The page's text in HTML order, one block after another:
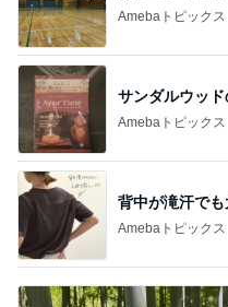
Amebaトピックス
サンダルウッ
Amebaトピックス
背中が滝汗で
Amebaトピックス